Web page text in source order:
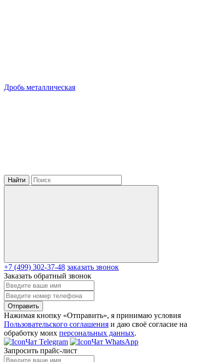
Дробь металлическая
Найти
+7 (499) 302-37-48 заказать звонок
Заказать обратный звонок
Отправить
Нажимая кнопку «Отправить», я принимаю условия
Пользовательского соглашения и даю своё согласие на
обработку моих персональных данных.
Чат Telegram
Чат WhatsApp
Запросить прайс-лист